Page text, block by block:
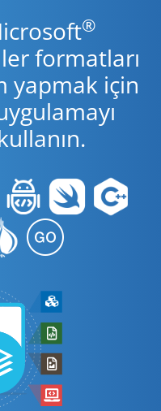
®
formatları
yapmak için